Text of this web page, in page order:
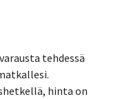
tehdessä
hinta on